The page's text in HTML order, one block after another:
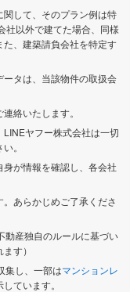
関して、そのプラン例は特
社以外で建てた場合、同様
、建築請負会社を特定す
タは、当該物件の取扱会
絡いたします。
ヤフー株式会社は一切
。
が情報を確認し、各会社
あらかじめご了承くださ
動産独自のルールに基づい
す）
集し、一部はマンションレ
ています。